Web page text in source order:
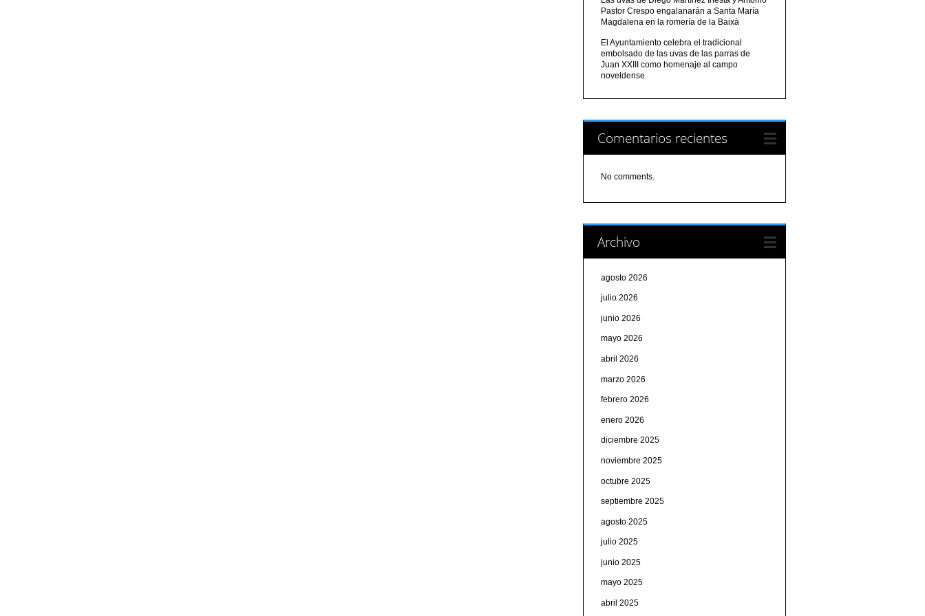
Pastor Crespo engalanarán a Santa María
Magdalena en la romería de la Baixà
El Ayuntamiento celebra el tradicional
embolsado de las uvas de las parras de
Juan XXIII como homenaje al campo
noveldense
Comentarios recientes
No comments.
Archivo
agosto 2026
julio 2026
junio 2026
mayo 2026
abril 2026
marzo 2026
febrero 2026
enero 2026
diciembre 2025
noviembre 2025
octubre 2025
septiembre 2025
agosto 2025
julio 2025
junio 2025
mayo 2025
abril 2025